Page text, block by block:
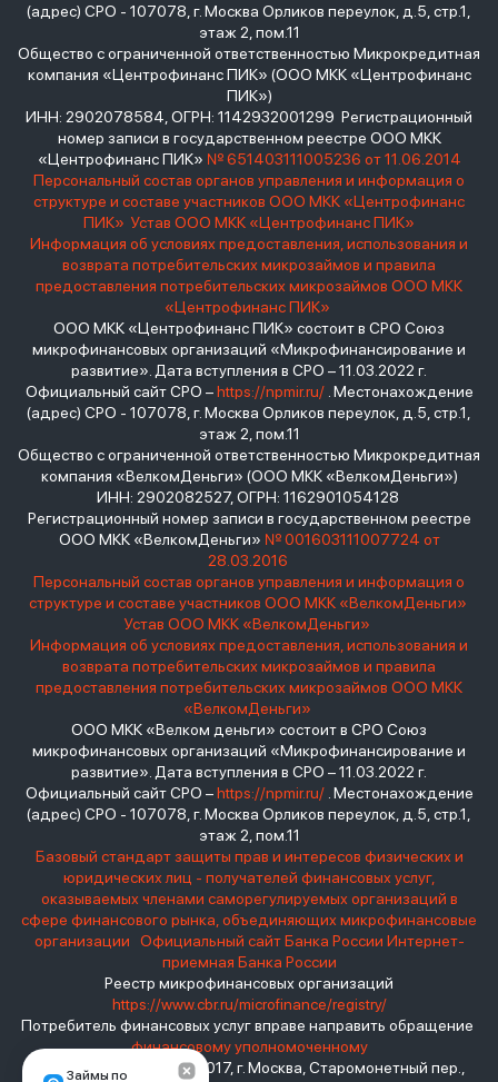
Займы по
(адрес) СРО - 107078, г. Москва Орликов переулок, д.5, стр.1,
этаж 2, пом.11
Общество с ограниченной ответственностью Микрокредитная
компания «Центрофинанс ПИК» (ООО МКК «Центрофинанс
ПИК»)
ИНН: 2902078584, ОГРН: 1142932001299 Регистрационный
номер записи в государственном реестре ООО МКК
«Центрофинанс ПИК» № 651403111005236 от 11.06.2014
Персональный состав органов управления и информация о
структуре и составе участников ООО МКК «Центрофинанс
ПИК» Устав ООО МКК «Центрофинанс ПИК»
Информация об условиях предоставления, использования и
возврата потребительских микрозаймов и правила
предоставления потребительских микрозаймов ООО МКК
«Центрофинанс ПИК»
ООО МКК «Центрофинанс ПИК» состоит в СРО Союз
микрофинансовых организаций «Микрофинансирование и
развитие». Дата вступления в СРО – 11.03.2022 г.
Официальный сайт СРО –https://npmir.ru/. Местонахождение
(адрес) СРО - 107078, г. Москва Орликов переулок, д.5, стр.1,
этаж 2, пом.11
Общество с ограниченной ответственностью Микрокредитная
компания «ВелкомДеньги» (ООО МКК «ВелкомДеньги»)
ИНН: 2902082527, ОГРН: 1162901054128
Регистрационный номер записи в государственном реестре
ООО МКК «ВелкомДеньги» № 001603111007724 от
28.03.2016
Персональный состав органов управления и информация о
структуре и составе участников ООО МКК «ВелкомДеньги»
Устав ООО МКК «ВелкомДеньги»
Информация об условиях предоставления, использования и
возврата потребительских микрозаймов и правила
предоставления потребительских микрозаймов ООО МКК
«ВелкомДеньги»
ООО МКК «Велком деньги» состоит в СРО Союз
микрофинансовых организаций «Микрофинансирование и
развитие». Дата вступления в СРО – 11.03.2022 г.
Официальный сайт СРО –https://npmir.ru/. Местонахождение
(адрес) СРО - 107078, г. Москва Орликов переулок, д.5, стр.1,
этаж 2, пом.11
Базовый стандарт защиты прав и интересов физических и
юридических лиц - получателей финансовых услуг,
оказываемых членами саморегулируемых организаций в
сфере финансового рынка, объединяющих микрофинансовые
организации
Официальный сайт Банка России Интернет-
приемная Банка России
Реестр микрофинансовых организаций
https://www.cbr.ru/microfinance/registry/
Потребитель финансовых услуг вправе направить обращение
финансовому уполномоченному
Место нахождения: 119017, г. Москва, Старомонетный пер.,